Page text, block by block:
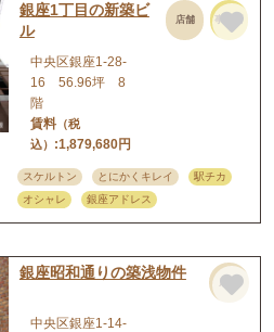
銀座1丁目の新築ビ
ル
店舗 事務所
中央区銀座1-28-
16 56.96坪 8
階
賃料（税
込） :1,879,680円
スケルトン とにかくキレイ
駅チカ
オシャレ
銀座アドレス
銀座昭和通りの築浅物件
中央区銀座1-14-